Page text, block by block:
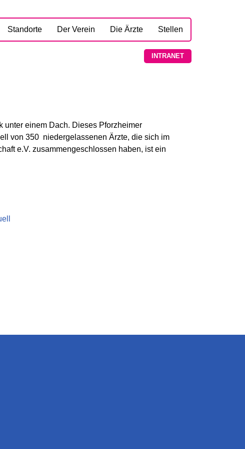
Standorte Der Verein Die Ärzte Stellen
INTRANET
unter einem Dach. Dieses Pforzheimer
von 350 niedergelassenen Ärzte, die sich im
e.V. zusammengeschlossen haben, ist ein